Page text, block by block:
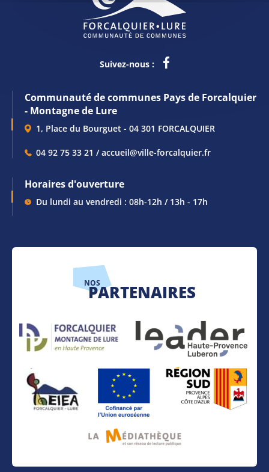
Suivez-nous :
Communauté de communes Pays de Forcalquier
- Montagne de Lure
1, Place du Bourguet - 04 301 FORCALQUIER
04 92 75 33 21 / accueil@ville-forcalquier.fr
Horaires d'ouverture
Du lundi au vendredi : 08h-12h / 13h - 17h
NOS
PARTENAIRES